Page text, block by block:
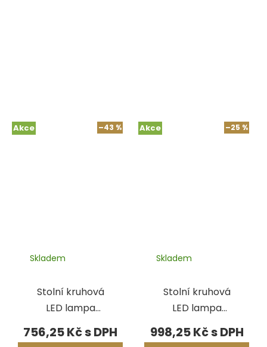
Akce –43 %
Stolní kruhová
LED lampa
Durston, bílá
Skladem
756,25 Kč
Akce –25 %
Stolní kruhová
LED lampa
Durston, černá
Skladem
998,25 Kč